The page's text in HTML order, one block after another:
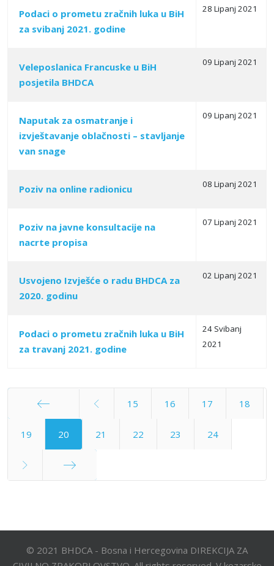
Podaci o prometu zračnih luka u BiH
za svibanj 2021. godine
28 Lipanj 2021
Veleposlanica Francuske u BiH
posjetila BHDCA
09 Lipanj 2021
Naputak za osmatranje i
izvještavanje oblačnosti – stavlјanje
van snage
09 Lipanj 2021
Poziv na online radionicu 08 Lipanj 2021
Poziv na javne konsultacije na
nacrte propisa
07 Lipanj 2021
Usvojeno Izvješće o radu BHDCA za
2020. godinu
02 Lipanj 2021
Podaci o prometu zračnih luka u BiH
za travanj 2021. godine
24 Svibanj
2021
Početak
15 16 17 18
19 20 21 22 23 24
© 2021 BHDCA - Bosna i Hercegovina DIREKCIJA ZA